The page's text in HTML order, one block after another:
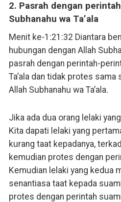
2. Pasrah dengan
Subhanahu wa Ta’ala
Menit ke-1:21:32 Diantara
hubungan dengan Allah
pasrah dengan perintah-
Ta’ala dan tidak protes
Allah Subhanahu wa Ta’ala.
Jika ada dua orang lelaki
Kita dapati lelaki yang
kurang taat kepadanya,
kemudian protes dengan
Kemudian lelaki yang kedua
senantiasa taat kepada
protes dengan perintah